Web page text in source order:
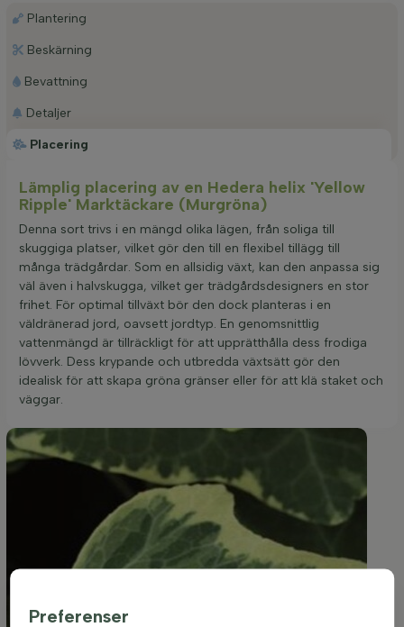
Placering
Plantering
Beskärning
Bevattning
Detaljer
Lämplig placering av en Hedera helix 'Yellow
Ripple' Marktäckare (Murgröna)
Denna sort trivs i en mängd olika lägen, från soliga till
skuggiga platser, vilket gör den till en flexibel tillägg till
många trädgårdar. Som en allsidig växt, kan den anpassa sig
väl även i halvskugga, vilket ger trädgårdsdesigners en stor
frihet. För optimal tillväxt bör den dock planteras i en
väldränerad jord, oavsett jordtyp. En genomsnittlig
vattenmängd är tillräckligt för att upprätthålla dess frodiga
lövverk. Dess krypande och utbredda växtsätt gör den
idealisk för att skapa gröna gränser eller för att klä staket och
väggar.
Preferenser